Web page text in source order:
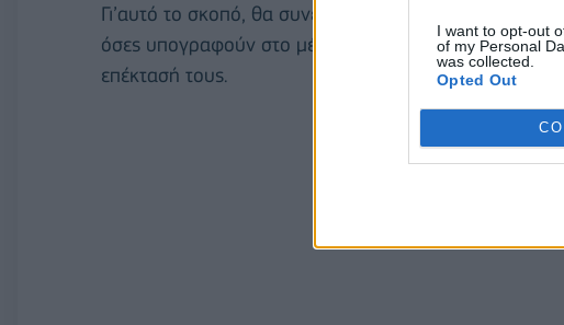
I want to opt-out
of my Personal
was collected.
Opted Out
Γι’αυτό το σκοπό, θα συνεχίσει να εξετάζει όλες τις εν
όσες υπογραφούν στο μέλλον, ώστε να διαπιστωθεί
επέκτασή τους.